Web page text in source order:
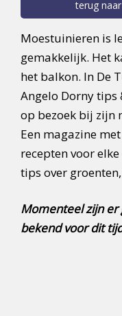
terug
Moestuinieren is
gemakkelijk. Het
het balkon. In De
Angelo Dorny tips
op bezoek bij zijn
Een magazine
recepten voor
tips over
Momenteel zijn er
bekend voor dit